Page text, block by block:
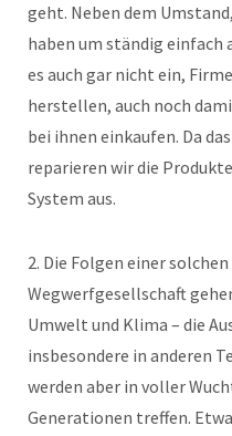
geht. Neben dem
haben um ständig einfach
es auch gar nicht ein,
herstellen, auch noch
bei ihnen einkaufen. Da
reparieren wir die
System aus.
2. Die Folgen einer
Wegwerfgesellschaft
Umwelt und Klima – die
insbesondere in anderen
werden aber in voller
Generationen treffen.